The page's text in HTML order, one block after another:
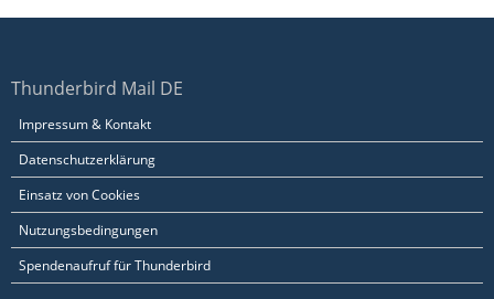
Thunderbird Mail DE
Impressum & Kontakt
Datenschutzerklärung
Einsatz von Cookies
Nutzungsbedingungen
Spendenaufruf für Thunderbird